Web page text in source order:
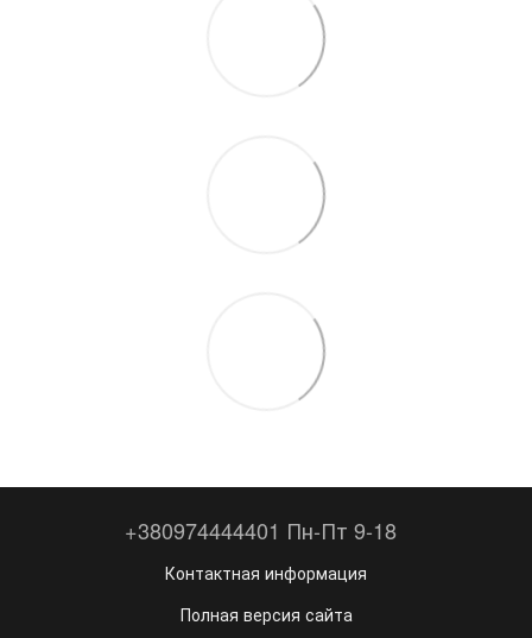
+380974444401 Пн-Пт 9-18
Контактная информация
Полная версия сайта